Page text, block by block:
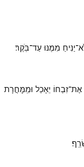
מִמֶּנּוּ עַד־בֹּֽקֶר׃
אֶת־זִבְחוֹ יֵאָכֵל וּמִֽמׇּחֳרָת